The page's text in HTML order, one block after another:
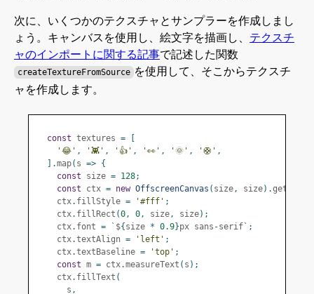
次に、いくつかのテクスチャとサンプラーを作成しまし
ょう。キャンバスを使用し、絵文字を描画し、 テクスチ
ャのインポートに関する記事で記述した関数
createTextureFromSource を使用して、そこからテクスチ
ャを作成します。
const textures =
'😂' , '👾' , '👍' , '👀' , '🌞' , '🛟' ,
].map( s => {
const size = 128;
const ctx = new OffscreenCanvas ( size, size).
    ctx
. fillStyle = '#fff' ;
    ctx
. fillRect (0, 0, size, size);
    ctx
. font = ` ${ size * 0.9}px sans -serif `;
    ctx
.textAlign = 'left' ;
    ctx
.textBaseline = 'top' ;
const m = ctx.measureText ( s );
    ctx
. fillText (
      s
,